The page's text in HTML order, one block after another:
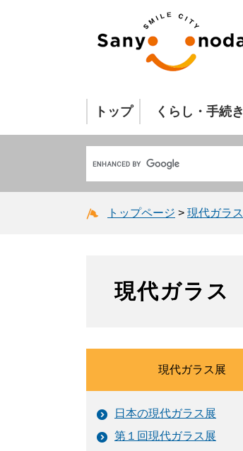
トップ くらし・手続き
トップページ > 現代ガラス
現代ガラス
現代ガラス展
日本の現代ガラス展
第１回現代ガラス展